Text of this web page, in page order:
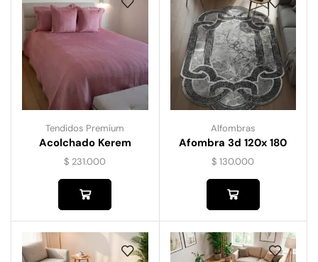
Tendidos Premium
Acolchado Kerem
$ 231.000
Alfombras
Afombra 3d 120x 180
$ 130.000